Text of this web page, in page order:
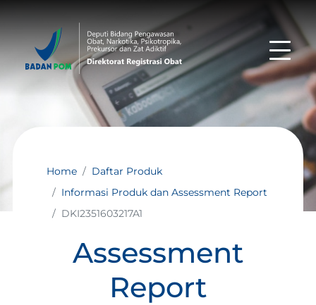
Home
Daftar Produk
Informasi Produk dan Assessment Report
DKI2351603217A1
Assessment
Report